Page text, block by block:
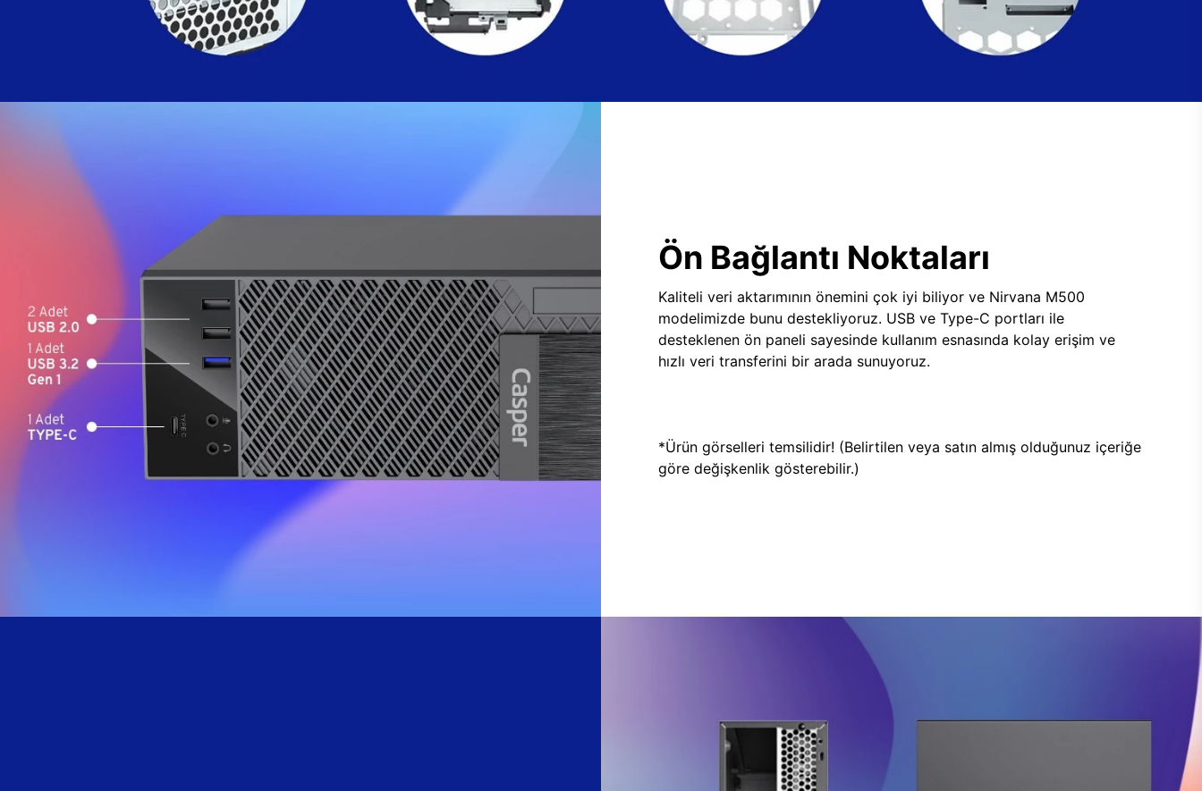
Ön Bağlantı Noktaları
Kaliteli veri aktarımının önemini çok iyi biliyor ve Nirvana M500
modelimizde bunu destekliyoruz. USB ve Type-C portları ile
desteklenen ön paneli sayesinde kullanım esnasında kolay erişim ve
hızlı veri transferini bir arada sunuyoruz.
*Ürün görselleri temsilidir! (Belirtilen veya satın almış olduğunuz içeriğe
göre değişkenlik gösterebilir.)